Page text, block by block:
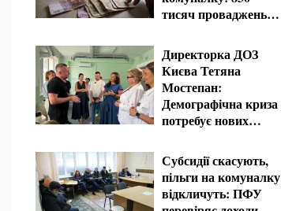
тисяч проваджень у
Директорка ДОЗ
Києва Тетяна
Мостепан:
Демографічна криза
потребує нових
Субсидії скасують,
пільги на комуналку
відкличуть: ПФУ